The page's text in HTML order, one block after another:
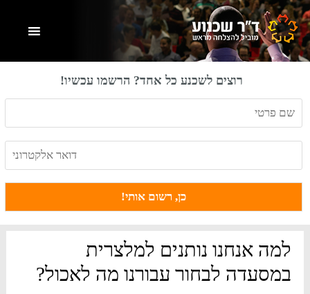
Skip
to
main
Skip
to
primary
Skip
to
footer
רוצים לשכנע כל אחד? הרשמו עכשיו!
למה אנחנו נותנים למלצרית
במסעדה לבחור עבורנו מה לאכול?